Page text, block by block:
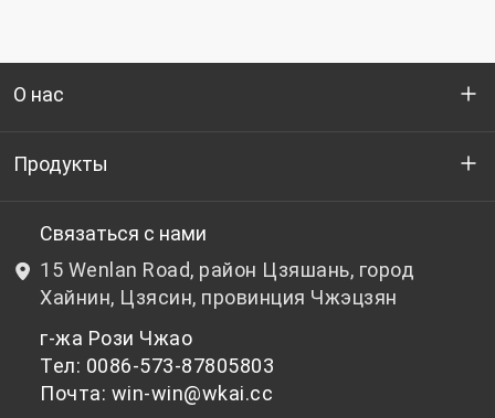
О нас
Кто мы
НИОКР
Новости и события
политика конфиденциальности
Продукты
Бутылочный ПЭТ-гранулят
Небутылочный ПЭТ-гранулят
Связаться с нами
15 Wenlan Road, район Цзяшань, город
Хайнин, Цзясин, провинция Чжэцзян
г-жа Рози Чжао
Тел: 0086-573-87805803
Почта: win-win@wkai.cc